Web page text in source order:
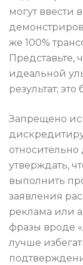
могут ввести
же 100%
Представьте,
идеальной
результат;
Запрещено
утверждать,
выполнить
заявления
реклама или
фразы вроде
лучше